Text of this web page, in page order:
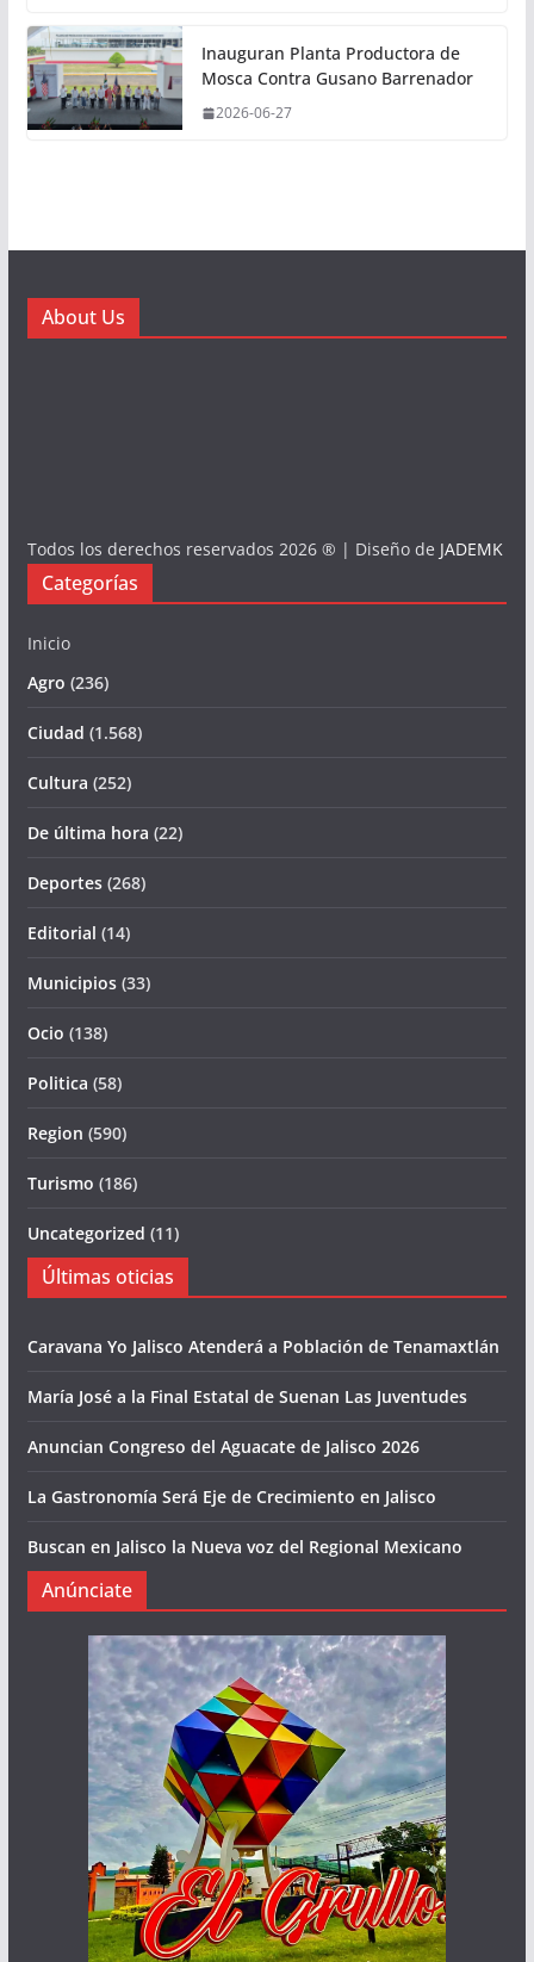
Inauguran Planta Productora de
Mosca Contra Gusano Barrenador
2026-06-27
About Us
Todos los derechos reservados 2026 ® | Diseño de JADEMK
Categorías
Inicio
Agro (236)
Ciudad (1.568)
Cultura (252)
De última hora (22)
Deportes(268)
Editorial (14)
Municipios(33)
Ocio (138)
Politica (58)
Region (590)
Turismo (186)
Uncategorized (11)
Últimas oticias
Caravana Yo Jalisco Atenderá a Población de Tenamaxtlán
María José a la Final Estatal de Suenan Las Juventudes
Anuncian Congreso del Aguacate de Jalisco 2026
La Gastronomía Será Eje de Crecimiento en Jalisco
Buscan en Jalisco la Nueva voz del Regional Mexicano
Anúnciate